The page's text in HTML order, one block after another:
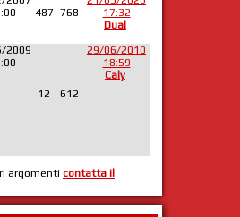
487 768
17:32
Dual
2009
12 612
29/06/2010
18:59
Caly
argomenti contatta il